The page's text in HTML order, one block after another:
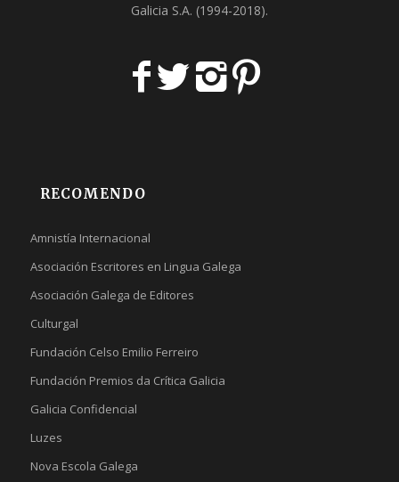
Galicia S.A. (1994-2018).
RECOMENDO
Amnistía Internacional
Asociación Escritores en Lingua Galega
Asociación Galega de Editores
Culturgal
Fundación Celso Emilio Ferreiro
Fundación Premios da Crítica Galicia
Galicia Confidencial
Luzes
Nova Escola Galega